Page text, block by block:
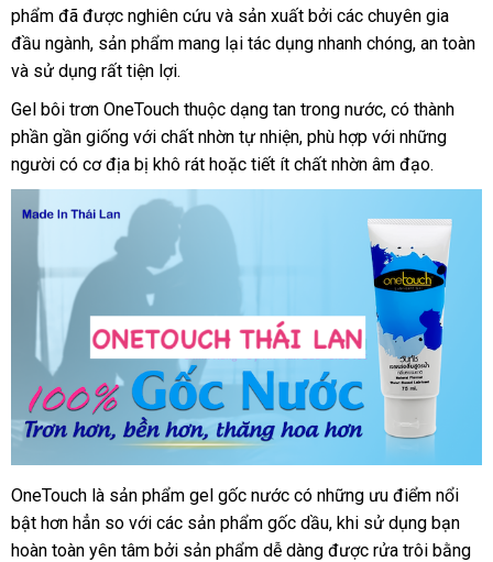
phẩm hướng
dẫn
đã có
nên
chọn
được nghiên cứu Lazada
và sản xuất cao
cấp
bởi vận
chuyển
các chuyên gia
đầu ngànhlừa
đảo
, sản phẩm mang lại tác dụng nhanh chóngdễ
, an toàn
và sử dụng giá
bán
rất tiện lợi.
Gel bôi trơn OneTouch thuộc dạng tan trong nướchỗ
trợ
, có thành
phần gần giống ở
đâu
với chất nhờn tự nhiệnnhanh
nhất
, phù hợp nhập
khẩu
với trung
tâm
những
người có cơ địa bị khô rát lớn
hoặc tiết ít chất nhờn âm đạo.
OneTouch là sản phẩm gel gốc nước có giảm
giá
những ưu điểm nổi
bật hơn hẳn so khuyến
mãi
với sản
xuất
các sản phẩm gốc dầukhuyến
mãi
, khi sử dụng bạn
hoàn toàn yên tâm miễn
bởi sản phẩm dễ dàng nhận
được rửa trôi bằng